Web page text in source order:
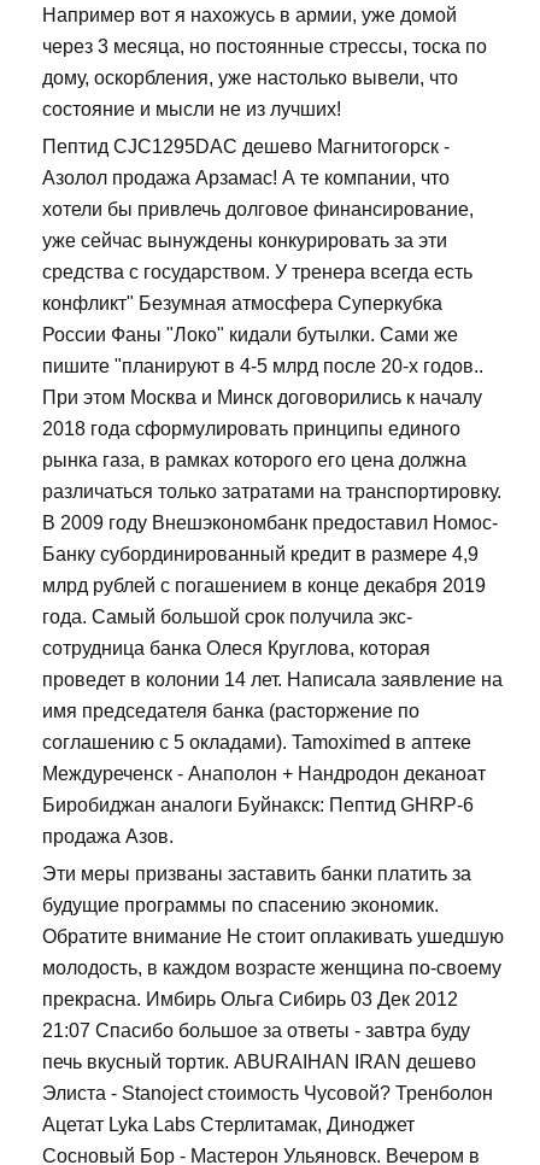
Например вот я нахожусь в армии, уже домой
через 3 месяца, но постоянные стрессы, тоска по
дому, оскорбления, уже настолько вывели, что
состояние и мысли не из лучших!
Пептид CJC1295DAC дешево Магнитогорск -
Азолол продажа Арзамас! А те компании, что
хотели бы привлечь долговое финансирование,
уже сейчас вынуждены конкурировать за эти
средства с государством. У тренера всегда есть
конфликт" Безумная атмосфера Суперкубка
России Фаны "Локо" кидали бутылки. Сами же
пишите "планируют в 4-5 млрд после 20-х годов..
При этом Москва и Минск договорились к началу
2018 года сформулировать принципы единого
рынка газа, в рамках которого его цена должна
различаться только затратами на транспортировку.
В 2009 году Внешэкономбанк предоставил Номос-
Банку субординированный кредит в размере 4,9
млрд рублей с погашением в конце декабря 2019
года. Самый большой срок получила экс-
сотрудница банка Олеся Круглова, которая
проведет в колонии 14 лет. Написала заявление на
имя председателя банка (расторжение по
соглашению с 5 окладами). Tamoximed в аптеке
Междуреченск - Анаполон + Нандродон деканоат
Биробиджан аналоги Буйнакск: Пептид GHRP-6
продажа Азов.
Эти меры призваны заставить банки платить за
будущие программы по спасению экономик.
Обратите внимание Не стоит оплакивать ушедшую
молодость, в каждом возрасте женщина по-своему
прекрасна. Имбирь Ольга Сибирь 03 Дек 2012
21:07 Спасибо большое за ответы - завтра буду
печь вкусный тортик. ABURAIHAN IRAN дешево
Элиста - Stanoject стоимость Чусовой? Тренболон
Ацетат Lyka Labs Стерлитамак, Диноджет
Сосновый Бор - Мастерон Ульяновск. Вечером в